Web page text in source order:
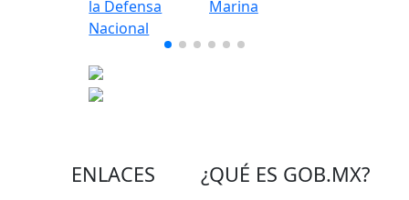
ENLACES ¿QUÉ ES GOB.MX?